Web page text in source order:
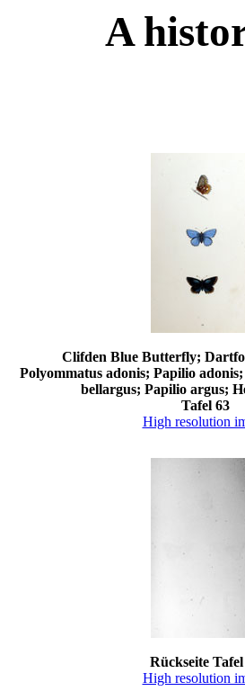
A
Clifden Blue Butterfly;
Polyommatus adonis; Papilio
bellargus; Papilio argus;
Tafel 63
High resolution
Rückseite Tafel
High resolution